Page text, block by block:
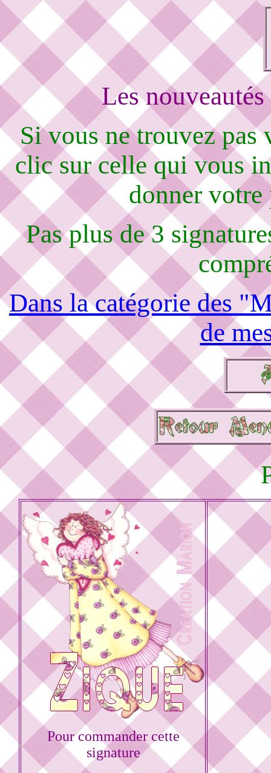
Les
Si vous ne trouvez pas
clic sur celle qui vous
donner votre
Pas plus de 3
Dans la catégorie des
de
Pour commander cette
signature